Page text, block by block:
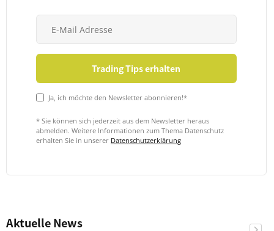
Ja, ich möchte den Newsletter abonnieren!*
* Sie können sich jederzeit aus dem Newsletter heraus
abmelden. Weitere Informationen zum Thema Datenschutz
erhalten Sie in unserer Datenschutzerklärung
Aktuelle News